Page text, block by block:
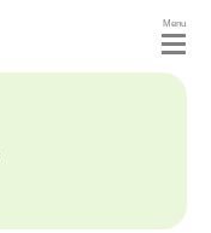
Menu